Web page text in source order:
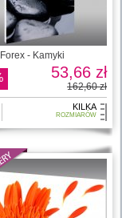
- Kamyki
53,66 zł
162,60 zł
KILKA
ROZMIARÓW